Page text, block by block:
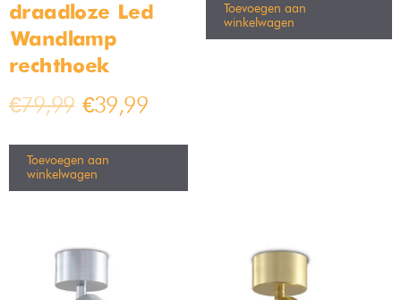
draadloze Led
Wandlamp
rechthoek
€79,99 €39,99
Toevoegen aan
winkelwagen
Toevoegen aan
winkelwagen